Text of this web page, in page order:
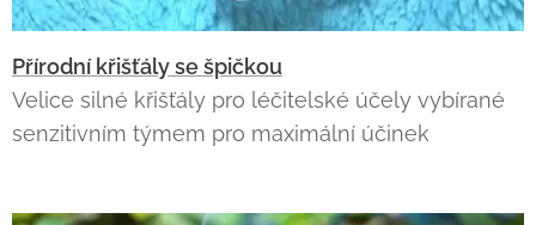
Přírodní křišťály se špičkou
Velice silné křišťály pro léčitelské účely vybírané
senzitivním týmem pro maximální účinek